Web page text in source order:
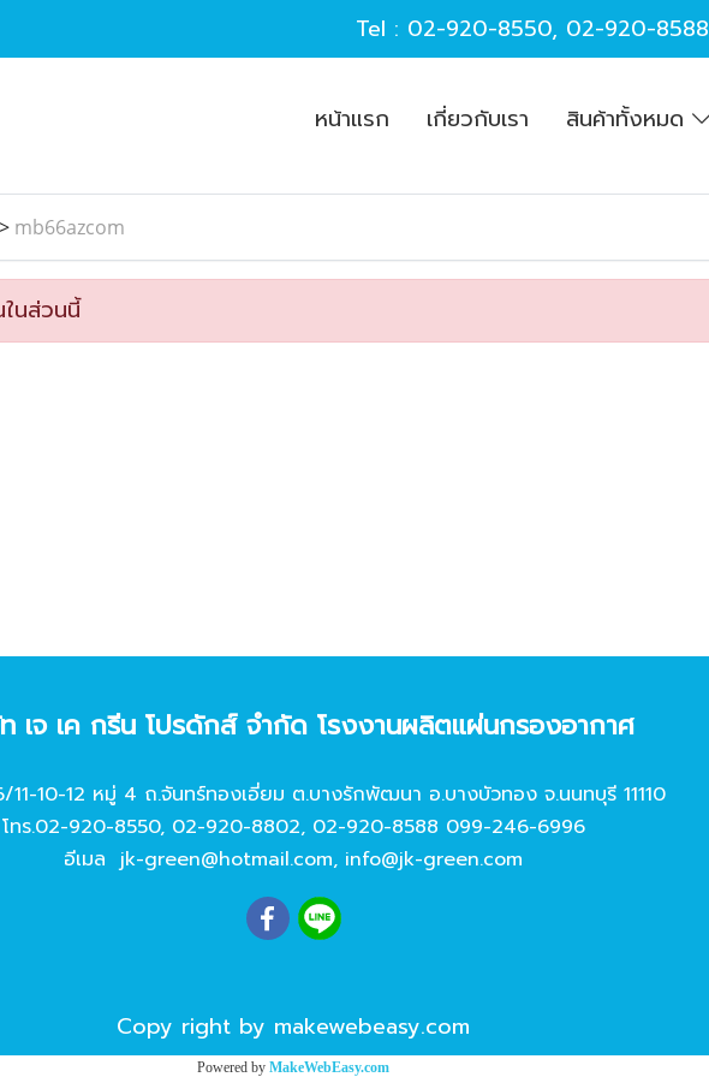
Tel : 02-920-8550, 02-920-8588
หน้าแรก เกี่ยวกับเรา สินค้าทั้งหมด
> mb66azcom
นส่วนนี้
เจ เค กรีน โปรดักส์ จํากัด โรงงานผลิตแผ่นกรองอากาศ
10-12 หมู่ 4 ถ.จันทร์ทองเอี่ยม ต.บางรักพัฒนา อ.บางบัวทอง จ.นนทบุรี 11110
โทร.02-920-8550, 02-920-8802, 02-920-8588 099-246-6996
อีเมล jk-green@hotmail.com, info@jk-green.com
Copy right by makewebeasy.com
Powered by MakeWebEasy.com